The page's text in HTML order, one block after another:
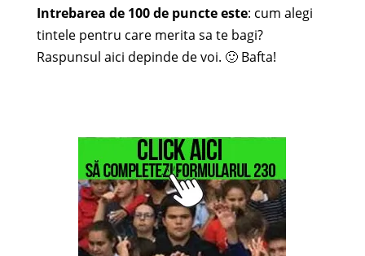
Intrebarea de 100 de puncte este: cum alegi
tintele pentru care merita sa te bagi?
Raspunsul aici depinde de voi. 🙂 Bafta!